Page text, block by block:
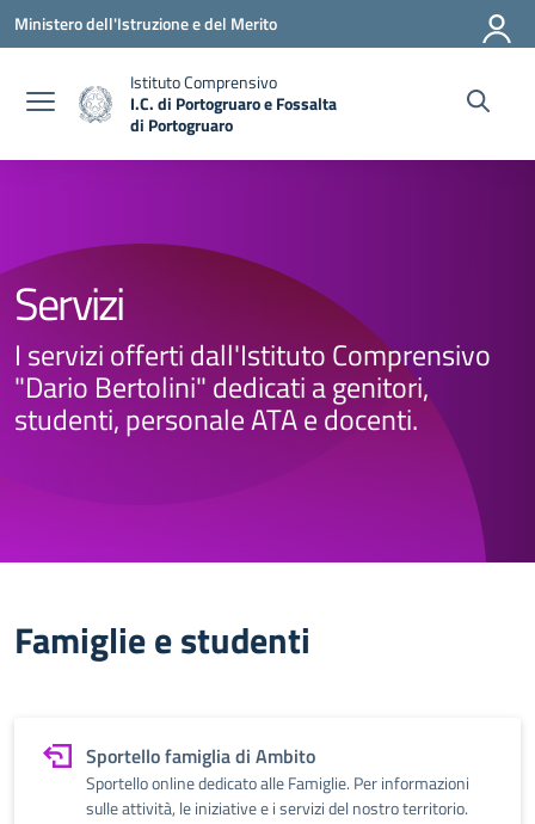
Vai ai contenuti
Vai al menu di navigazione
Vai al footer
Ministero dell'Istruzione e del Merito
Istituto Comprensivo
I.C. di Portogruaro e Fossalta
di Portogruaro
Servizi
I servizi offerti dall'Istituto Comprensivo
"Dario Bertolini" dedicati a genitori,
studenti, personale ATA e docenti.
Famiglie e studenti
Sportello famiglia di Ambito
Sportello online dedicato alle Famiglie. Per informazioni
sulle attività, le iniziative e i servizi del nostro territorio.